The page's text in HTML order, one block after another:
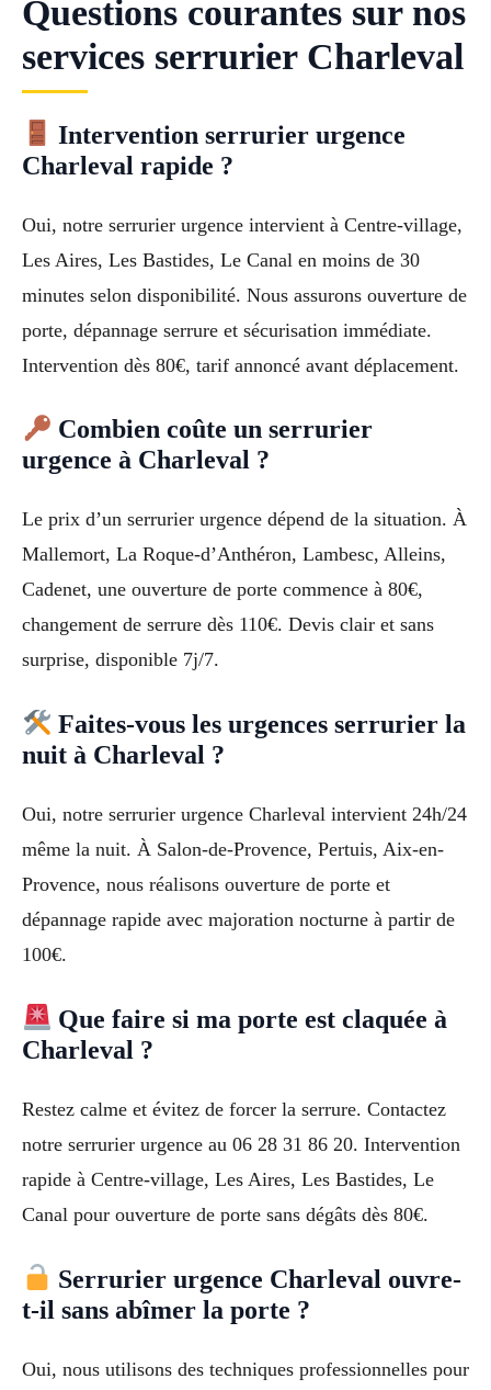
Questions courantes sur nos
services serrurier Charleval
Intervention serrurier urgence
Charleval rapide ?
Oui, notre serrurier urgence intervient à Centre-village,
Les Aires, Les Bastides, Le Canal en moins de 30
minutes selon disponibilité. Nous assurons ouverture de
porte, dépannage serrure et sécurisation immédiate.
Intervention dès 80€, tarif annoncé avant déplacement.
Combien coûte un serrurier
urgence à Charleval ?
Le prix d’un serrurier urgence dépend de la situation. À
Mallemort, La Roque-d’Anthéron, Lambesc, Alleins,
Cadenet, une ouverture de porte commence à 80€,
changement de serrure dès 110€. Devis clair et sans
surprise, disponible 7j/7.
Faites-vous les urgences serrurier la
nuit à Charleval ?
Oui, notre serrurier urgence Charleval intervient 24h/24
même la nuit. À Salon-de-Provence, Pertuis, Aix-en-
Provence, nous réalisons ouverture de porte et
dépannage rapide avec majoration nocturne à partir de
100€.
Que faire si ma porte est claquée à
Charleval ?
Restez calme et évitez de forcer la serrure. Contactez
notre serrurier urgence au 06 28 31 86 20. Intervention
rapide à Centre-village, Les Aires, Les Bastides, Le
Canal pour ouverture de porte sans dégâts dès 80€.
Serrurier urgence Charleval ouvre-
t-il sans abîmer la porte ?
Oui, nous utilisons des techniques professionnelles pour